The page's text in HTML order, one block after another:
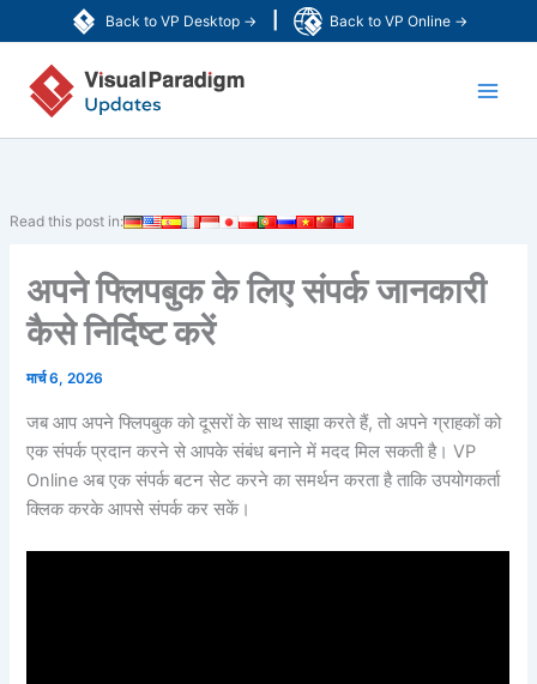
Back to VP Desktop → Back to VP Online →
to
content
Read this post in:
अपने फ्लिपबुक के लिए संपर्क जानकारी
कैसे निर्दिष्ट करें
मार्च 6, 2026
जब आप अपने फ्लिपबुक को दूसरों के साथ साझा करते हैं, तो अपने ग्राहकों को
एक संपर्क प्रदान करने से आपके संबंध बनाने में मदद मिल सकती है। VP
Online अब एक संपर्क बटन सेट करने का समर्थन करता है ताकि उपयोगकर्ता
क्लिक करके आपसे संपर्क कर सकें।